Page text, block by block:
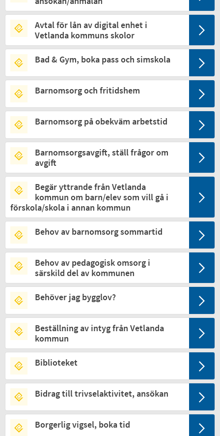
Avtal för lån av digital enhet i
Vetlanda kommuns skolor
Bad & Gym, boka pass och simskola
Barnomsorg och fritidshem
Barnomsorg på obekväm arbetstid
Barnomsorgsavgift, ställ frågor om
avgift
Begär yttrande från Vetlanda
kommun om barn/elev som vill gå i
förskola/skola i annan kommun
Behov av barnomsorg sommartid
Behov av pedagogisk omsorg i
särskild del av kommunen
Behöver jag bygglov?
Beställning av intyg från Vetlanda
kommun
Biblioteket
Bidrag till trivselaktivitet, ansökan
Borgerlig vigsel, boka tid